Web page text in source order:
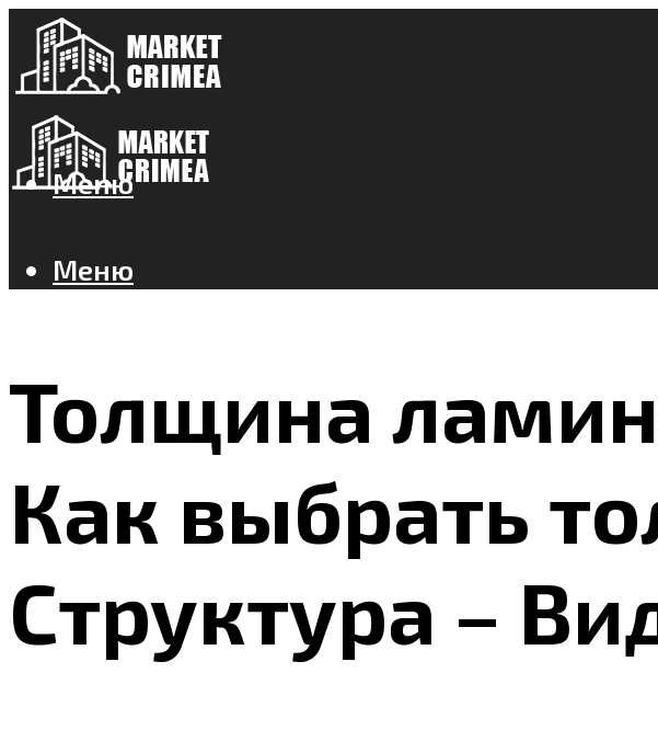
Меню
Меню
Толщина
Как выбрать
Структура –